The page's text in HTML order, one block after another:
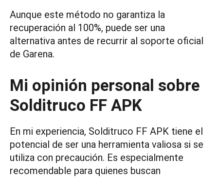
Aunque este método no garantiza la
recuperación al 100%, puede ser una
alternativa antes de recurrir al soporte oficial
de Garena.
Mi opinión personal sobre
Solditruco FF APK
En mi experiencia, Solditruco FF APK tiene el
potencial de ser una herramienta valiosa si se
utiliza con precaución. Es especialmente
recomendable para quienes buscan